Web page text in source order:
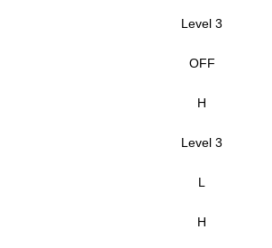
Level 3
OFF
H
Level 3
L
H